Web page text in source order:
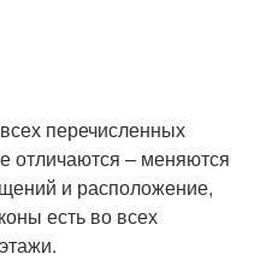
перечисленных
отличаются – меняются
и расположение,
есть во всех